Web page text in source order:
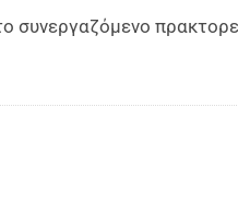
συνεργαζόμενο